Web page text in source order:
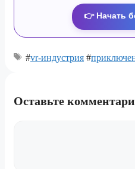
👉 Начать
#vr-индустрия #
Оставьте